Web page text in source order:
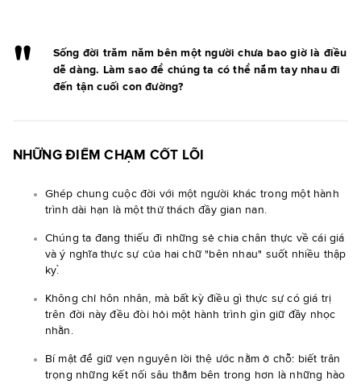
Sống đời trăm năm bên một người chưa bao giờ là điều
dễ dàng. Làm sao để chúng ta có thể nắm tay nhau đi
đến tận cuối con đường?
NHỮNG ĐIỂM CHẠM CỐT LÕI
Ghép chung cuộc đời với một người khác trong một hành
trình dài hạn là một thử thách đầy gian nan.
Chúng ta đang thiếu đi những sẻ chia chân thực về cái giá
và ý nghĩa thực sự của hai chữ "bên nhau" suốt nhiều thập
kỷ.
Không chỉ hôn nhân, mà bất kỳ điều gì thực sự có giá trị
trên đời này đều đòi hỏi một hành trình gìn giữ đầy nhọc
nhằn.
Bí mật để giữ vẹn nguyên lời thệ ước nằm ở chỗ: biết trân
trọng những kết nối sâu thẳm bên trong hơn là những hào